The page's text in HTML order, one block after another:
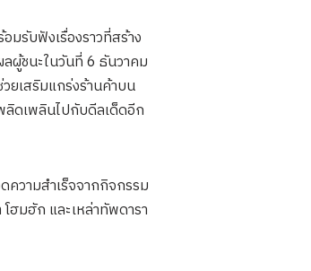
มรับฟังเรื่องราวที่สร้าง
ผู้ชนะในวันที่ 6 ธันวาคม
ยเสริมแกร่งร้านค้าบน
ดเพลินไปกับดีลเด็ดอีก
วามสำเร็จจากกิจกรรม
ฮมฮัก และเหล่าทัพดารา